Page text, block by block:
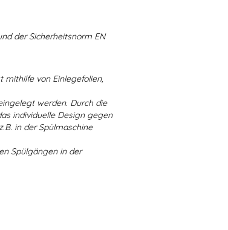
der Sicherheitsnorm EN
mithilfe von Einlegefolien,
werden. Durch die
individuelle Design gegen
in der Spülmaschine
Spülgängen in der